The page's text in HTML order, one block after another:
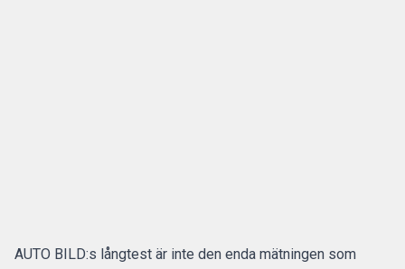
AUTO BILD:s långtest är inte den enda mätningen som